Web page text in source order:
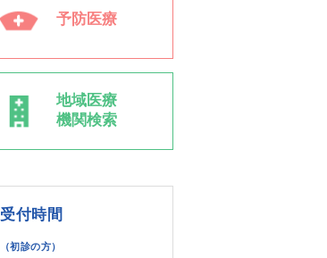
予防医療
地域医療
機関検索
受付時間
（初診の方）